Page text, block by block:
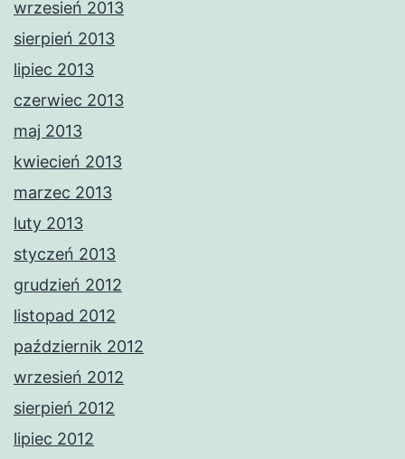
wrzesień 2013
sierpień 2013
lipiec 2013
czerwiec 2013
maj 2013
kwiecień 2013
marzec 2013
luty 2013
styczeń 2013
grudzień 2012
listopad 2012
październik 2012
wrzesień 2012
sierpień 2012
lipiec 2012